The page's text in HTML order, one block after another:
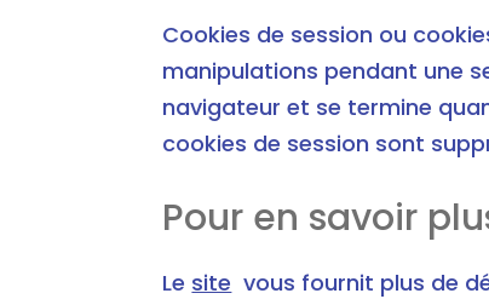
Cookies de session ou
manipulations pendant une
navigateur et se termine
cookies de session sont
Pour en savoir
Le site vous fournit plus de